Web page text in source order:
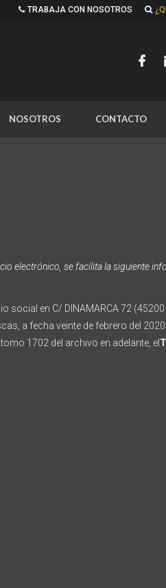
TRABAJA CON NOSOTROS
NOSOTROS CONTACTO
electrónico, se facilita la siguiente
en C/ DINAMARCA 72 (45200
a fecha veinte de febrero del
1702 del archivo en adelante, el